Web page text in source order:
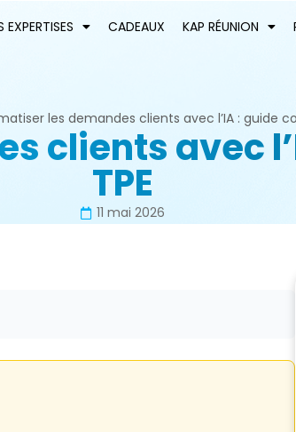
EXPERTISES CADEAUX KAP RÉUNION
les demandes clients avec l’IA : guide
clients avec
TPE
11 mai 2026